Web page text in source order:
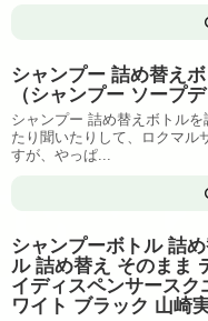
シャンプー 詰め替え
（シャンプー ソープ
シャンプー 詰め替えボトル
たり聞いたりして、ロクマル
すが、やっぱ...
シャンプーボトル 詰
ル 詰め替え そのまま
イディスペンサース
ワイト ブラック 山崎